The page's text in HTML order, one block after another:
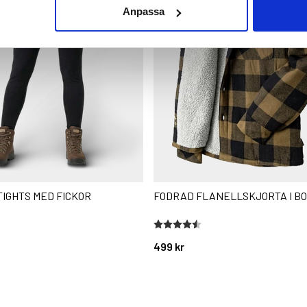
Anpassa
MED FICKOR FODRAD FLANELLSKJORTA I
499 kr
Betyg:
4.6 utav 5 stjärnor